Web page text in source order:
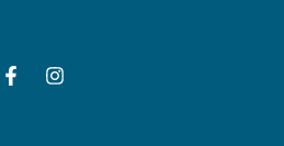
FacebookInstagram